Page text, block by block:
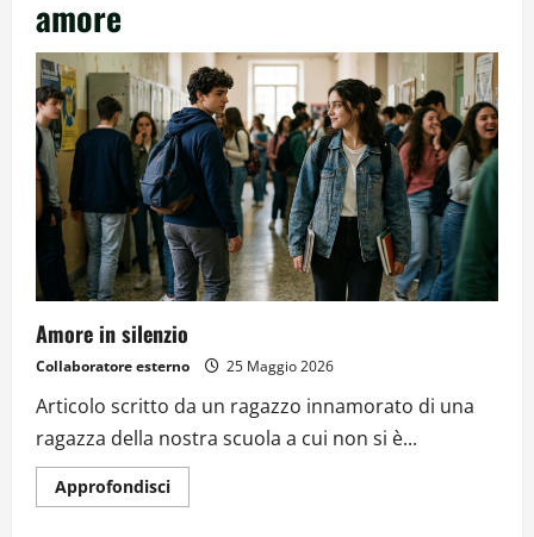
amore
Amore in silenzio
Collaboratore esterno 25 Maggio 2026
Articolo scritto da un ragazzo innamorato di una
ragazza della nostra scuola a cui non si è...
Approfondisci